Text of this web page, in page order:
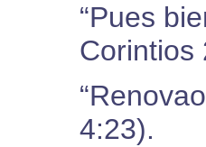
“Pues
Corintios
4:23).